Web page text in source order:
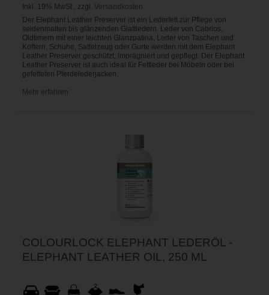
Inkl. 19% MwSt., zzgl. Versandkosten
Der Elephant Leather Preserver ist ein Lederfett zur Pflege von
seidenmatten bis glänzenden Glattledern. Leder von Cabrios,
Oldtimern mit einer leichten Glanzpatina, Leder von Taschen und
Koffern, Schuhe, Sattelzeug oder Gurte werden mit dem Elephant
Leather Preserver geschützt, imprägniert und gepflegt. Der Elephant
Leather Preserver ist auch ideal für Fettleder bei Möbeln oder bei
gefetteten Pferdelederjacken.
Mehr erfahren
COLOURLOCK ELEPHANT LEDERÖL -
ELEPHANT LEATHER OIL, 250 ML